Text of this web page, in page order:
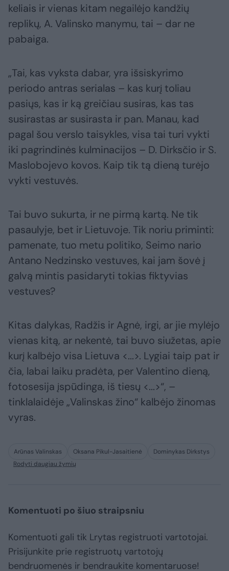
keliais ir vienas kitam negailėjo kandžių
replikų, A. Valinsko manymu, tai – dar ne
pabaiga.
„Tai, kas vyksta dabar, yra išsiskyrimo
periodo antras serialas – kas kurį toliau
pasiųs, kas ir ką greičiau susiras, kas tas
susirastas ar susirasta ir pan. Manau, kad
pagal šou verslo taisykles, visa tai turi vykti
iki pagrindinės kulminacijos – D. Dirksčio ir S.
Maslobojevo kovos. Kaip tik tą dieną turėjo
vykti vestuvės.
Tai buvo sukurta, ir ne pirmą kartą. Ne tik
pasaulyje, bet ir Lietuvoje. Tik noriu priminti:
pamenate, tuo metu politiko, Seimo nario
Antano Nedzinsko vestuves, kai jam šovė į
galvą mintis pasidaryti tokias fiktyvias
vestuves?
Kitas dalykas, Radžis ir Agnė, irgi, ar jie mylėjo
vienas kitą, ar nekentė, tai buvo siužetas, apie
kurį kalbėjo visa Lietuva <...>. Lygiai taip pat ir
čia, labai laiku pradėta, per Valentino dieną,
fotosesija įspūdinga, iš tiesų <...>“, –
tinklalaidėje „Valinskas žino“ kalbėjo žinomas
vyras.
Arūnas Valinskas Oksana Pikul-Jasaitienė
Dominykas Dirkstys
Rodyti daugiau žymių
Komentuoti po šiuo straipsniu
Komentuoti gali tik Lrytas registruoti vartotojai.
Prisijunkite prie registruotų vartotojų
bendruomenės ir bendraukite komentaruose!